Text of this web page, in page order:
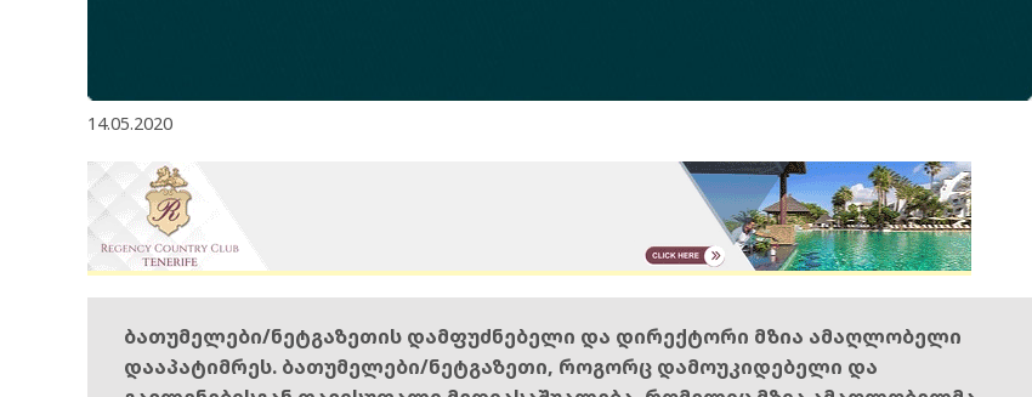
14.05.2020
ბათუმელები/ნეტგაზეთის დამფუძნებელი და დირექტორი მზია ამაღლობელი
დააპატიმრეს. ბათუმელები/ნეტგაზეთი, როგორც დამოუკიდებელი და